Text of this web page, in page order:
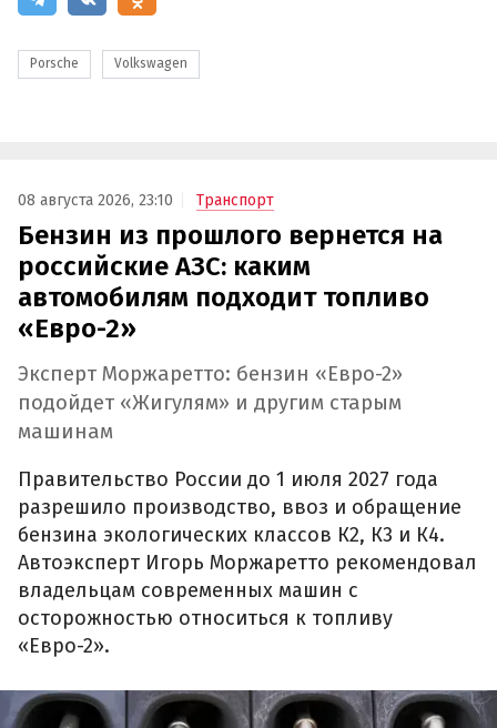
Porsche Volkswagen
08 августа 2026, 23:10 Транспорт
Бензин из прошлого вернется на
российские АЗС: каким
автомобилям подходит топливо
«Евро-2»
Эксперт Моржаретто: бензин «Евро-2»
подойдет «Жигулям» и другим старым
машинам
Правительство России до 1 июля 2027 года
разрешило производство, ввоз и обращение
бензина экологических классов К2, К3 и К4.
Автоэксперт Игорь Моржаретто рекомендовал
владельцам современных машин с
осторожностью относиться к топливу
«Евро-2».